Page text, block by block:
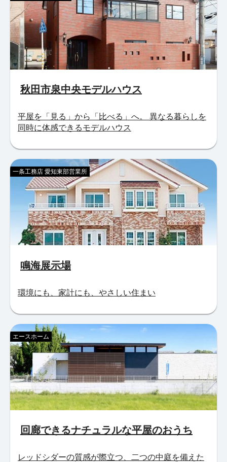
秋田市泉中央モデルハウス
平屋を「見る」から「比べる」へ。 異なる暮らしを
同時に体感できるモデルハウス
鳴海展示場
一条工務店 愛知東部営業所
環境にも、家計にも、やさしい住まい
回廊できるナチュラルな平屋のおうち
エースホーム
レッドシダーの質感が際立つ、二つの中庭を備えた